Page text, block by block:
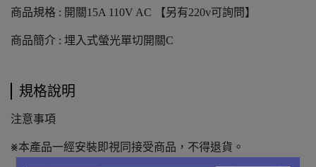
商品規格 : 開關15A 110V AC 【另有220v可詢問】
商品簡介 : 埋入式螢光單切開關C
規格說明
注意事項
⨳本產品一經安裝即視同接受商品，不得退貨。